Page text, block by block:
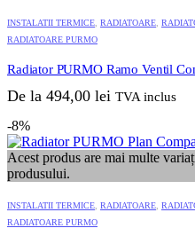
INSTALATII TERMICE RADIATOARE
RADIATOARE PURMO
Radiator PURMO Ramo Ventil
De la 494,00 lei TVA inclus
-8%
Acest produs are mai multe
produsului.
INSTALATII TERMICE RADIATOARE
RADIATOARE PURMO